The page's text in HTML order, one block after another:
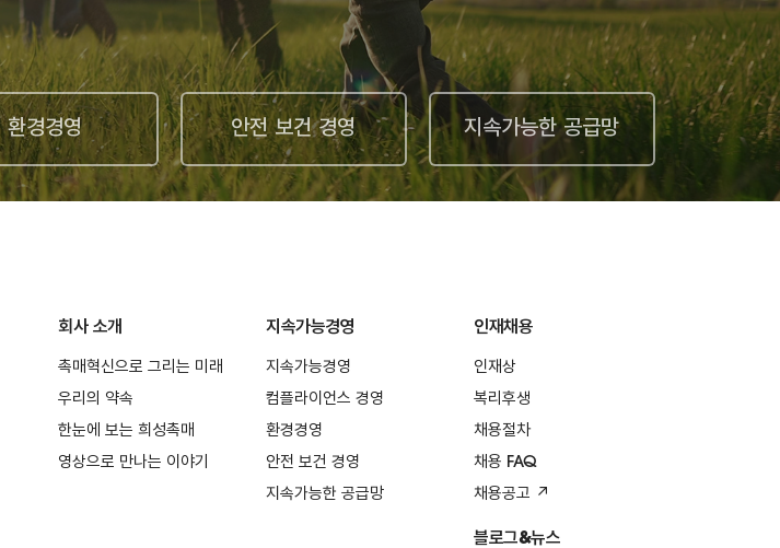
환경경영 안전 보건 경영 지속가능한 공급망
회사 소개
촉매혁신으로 그리는 미래
우리의 약속
한눈에 보는 희성촉매
영상으로 만나는 이야기
지속가능경영
지속가능경영
컴플라이언스 경영
환경경영
안전 보건 경영
지속가능한 공급망
인재채용
인재상
복리후생
채용절차
채용 FAQ
채용공고 ↗
블로그&뉴스